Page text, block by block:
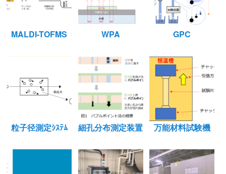
MALDI-TOFMS WPA GPC
粒子径測定ｼｽﾃﾑ 細孔分布測定装置 万能材料試験機